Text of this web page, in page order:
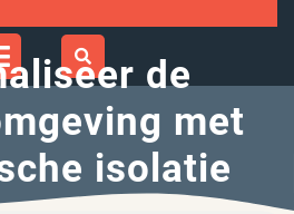
Open
Menu
de
met
isolatie